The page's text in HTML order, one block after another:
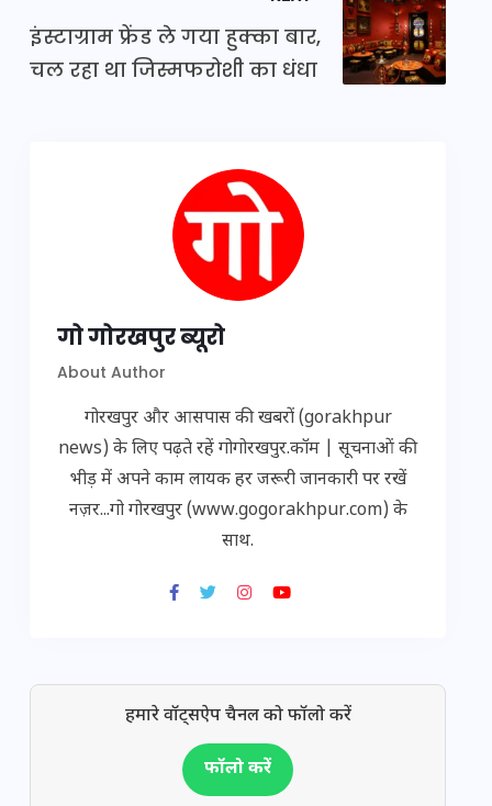
इंस्टाग्राम फ्रेंड ले गया हुक्का बार,
चल रहा था जिस्मफरोशी का धंधा
गो गोरखपुर ब्यूरो
About Author
गोरखपुर और आसपास की खबरों (gorakhpur
news) के लिए पढ़ते रहें गोगोरखपुर.कॉम | सूचनाओं की
भीड़ में अपने काम लायक हर जरूरी जानकारी पर रखें
नज़र...गो गोरखपुर (www.gogorakhpur.com) के
साथ.
हमारे वॉट्सऐप चैनल को फॉलो करें
फॉलो करें